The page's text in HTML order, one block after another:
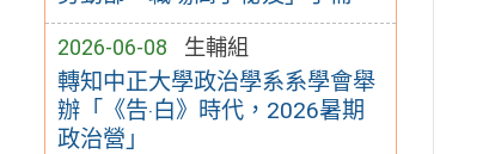
2026-06-08 生輔組
轉知中正大學政治學系系學會舉
辦「《告‧白》時代，2026暑期
政治營」